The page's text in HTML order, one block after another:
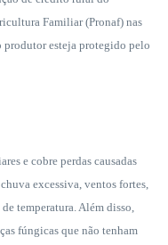
Familiar (Pronaf) nas
produtor esteja protegido pelo
e cobre perdas causadas
excessiva, ventos fortes,
temperatura. Além disso,
fúngicas que não tenham